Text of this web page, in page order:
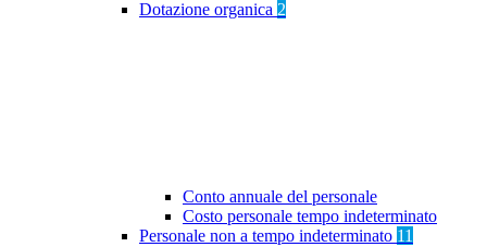
Dotazione organica 2
Conto annuale del personale
Costo personale tempo indeterminato
Personale non a tempo indeterminato 11